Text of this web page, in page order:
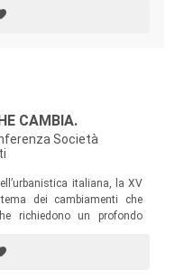
CAMBIA.
Società
italiana, la XV
dei cambiamenti che
richiedono un profondo